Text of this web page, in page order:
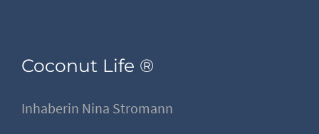
Coconut Life ®
Inhaberin Nina Stromann